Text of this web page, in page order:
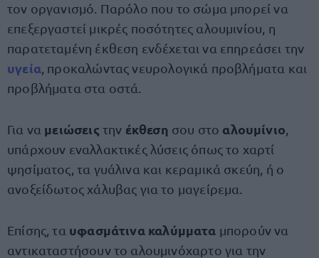
τον οργανισμό. Παρόλο που το σώμα μπορεί να
επεξεργαστεί μικρές ποσότητες αλουμινίου, η
παρατεταμένη έκθεση ενδέχεται να επηρεάσει την
υγεία , προκαλώντας νευρολογικά προβλήματα και
προβλήματα στα οστά.
Για να μειώσεις την έκθεση σου στο αλουμίνιο
υπάρχουν εναλλακτικές λύσεις όπως το χαρτί
ψησίματος, τα γυάλινα και κεραμικά σκεύη, ή ο
ανοξείδωτος χάλυβας για το μαγείρεμα.
Επίσης, τα υφασμάτινα καλύμματα μπορούν να
αντικαταστήσουν το αλουμινόχαρτο για την